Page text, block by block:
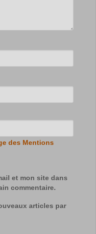
des Mentions
et mon site dans
commentaire.
articles par